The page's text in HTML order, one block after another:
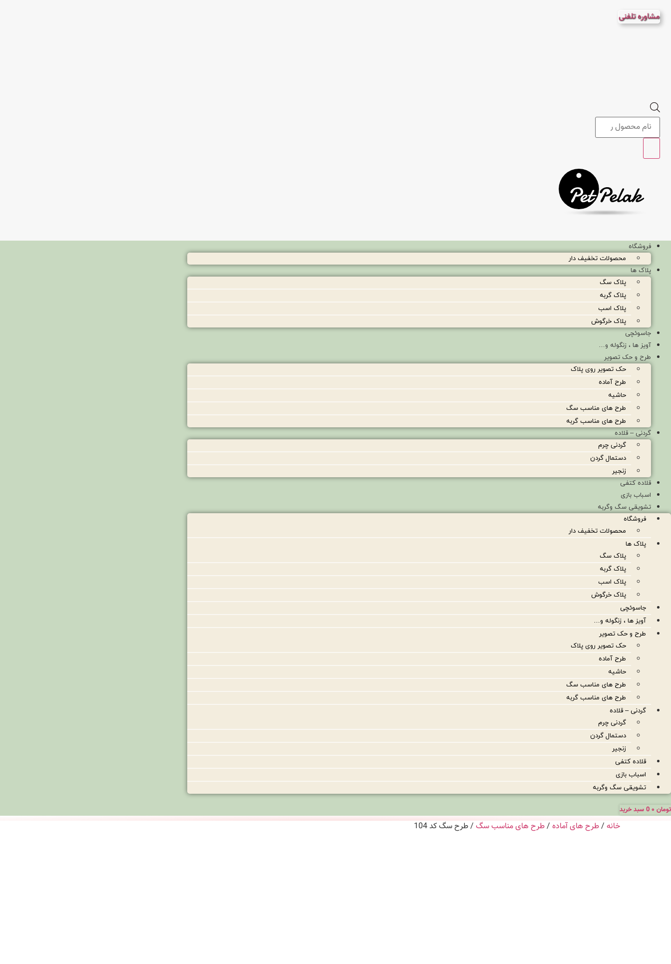
محتوا
مشاوره تلفنی
Products
search
فروشگاه
محصولات تخفیف دار
پلاک ها
پلاک سگ
پلاک گربه
پلاک اسب
پلاک خرگوش
جاسوئچی
آویز ها ، زنگوله و…
طرح و حک تصویر
حک تصویر روی پلاک
طرح آماده
حاشیه
طرح های مناسب سگ
طرح های مناسب گربه
گردنی – قلاده
گردنی چرم
دستمال گردن
زنجیر
قلاده کتفی
اسباب بازی
تشویقی سگ وگربه
فروشگاه
محصولات تخفیف دار
پلاک ها
پلاک سگ
پلاک گربه
پلاک اسب
پلاک خرگوش
جاسوئچی
آویز ها ، زنگوله و…
طرح و حک تصویر
حک تصویر روی پلاک
طرح آماده
حاشیه
طرح های مناسب سگ
طرح های مناسب گربه
گردنی – قلاده
گردنی چرم
دستمال گردن
زنجیر
قلاده کتفی
اسباب بازی
تشویقی سگ وگربه
تومان 0 سبد خرید
خانه /طرح های آماده /طرح های مناسب سگ / طرح سگ کد 104